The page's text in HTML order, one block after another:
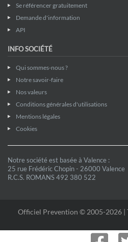
Se référencer gratuitement
Demande d'information
API
INFO SOCIÉTÉ
Qui sommes-nous ?
Notre savoir-faire
Nos valeurs
Conditions générales d'utilisations
Mentions légales
Cookies
Notre société est basée à Valence :
25 rue Frédéric Chopin - 26000 Valence
R.C.S. ROMANS 492 380 522
Officiel Prevention © 2005-2026 |